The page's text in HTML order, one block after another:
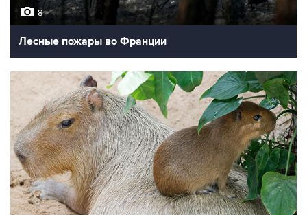
8
Лесные пожары во Франции